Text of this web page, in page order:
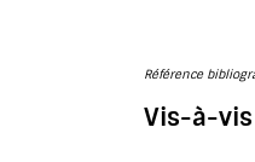
Référence
Vis-à-vis